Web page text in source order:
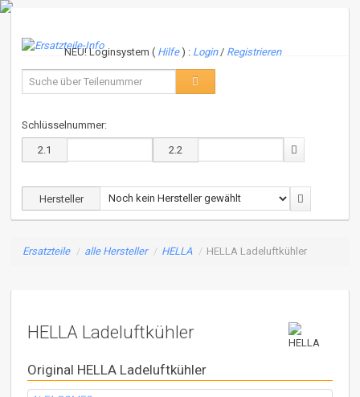
NEU! Loginsystem ( Hilfe) : Login / Registrieren
Schlüsselnummer:
2.1 2.2
Hersteller
Ersatzteile / alle Hersteller / HELLA / HELLA Ladeluftkühler
HELLA Ladeluftkühler
Original HELLA Ladeluftkühler